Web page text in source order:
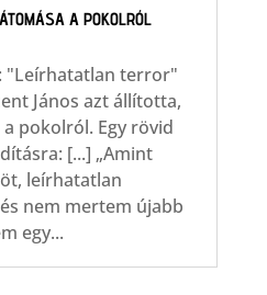
A POKOLRÓL
"Leírhatatlan terror"
János azt állította,
pokolról. Egy rövid
[...] „Amint
leírhatatlan
nem mertem újabb
egy...